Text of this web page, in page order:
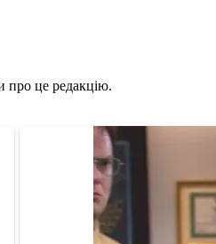
про це редакцію.